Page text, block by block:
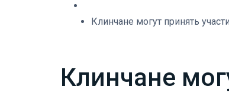
Клинчане могут принять
Клинчане